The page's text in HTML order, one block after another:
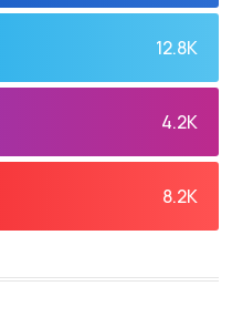
12.8K
4.2K
8.2K